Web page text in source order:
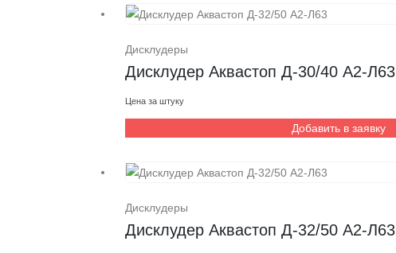
Дисклудеры
Дисклудер Аквастоп Д-30/40 А2-Л63
Цена за штуку
Добавить в заявку
Дисклудеры
Дисклудер Аквастоп Д-32/50 А2-Л63